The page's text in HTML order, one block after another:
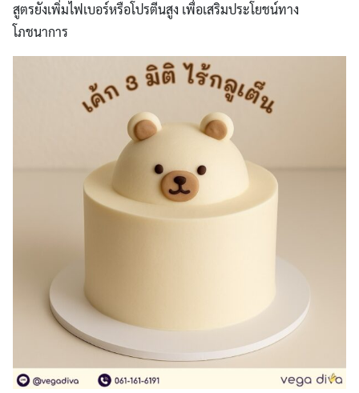
สูตรยังเพิ่มไฟเบอร์หรือโปรตีนสูง เพื่อเสริมประโยชน์ทาง
โภชนาการ